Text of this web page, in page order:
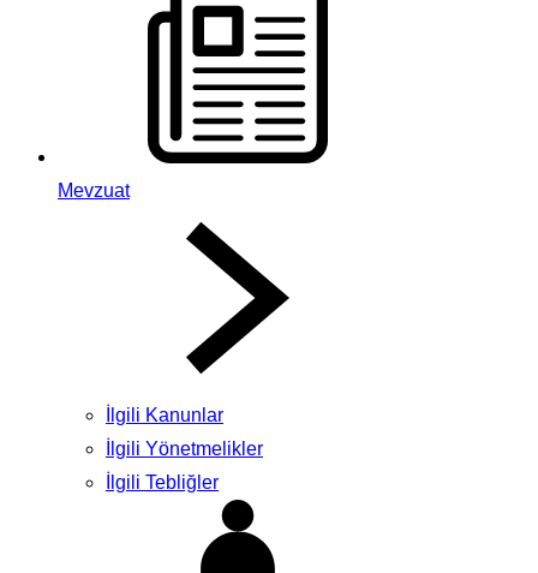
Mevzuat
İlgili Kanunlar
İlgili Yönetmelikler
İlgili Tebliğler